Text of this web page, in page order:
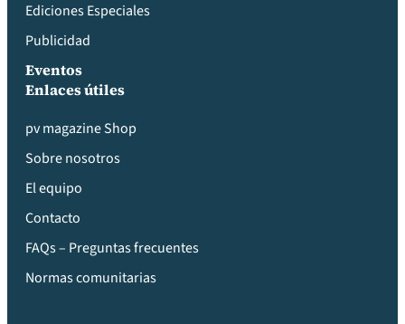
Ediciones Especiales
Publicidad
Eventos
Enlaces útiles
pv magazine Shop
Sobre nosotros
El equipo
Contacto
FAQs – Preguntas frecuentes
Normas comunitarias